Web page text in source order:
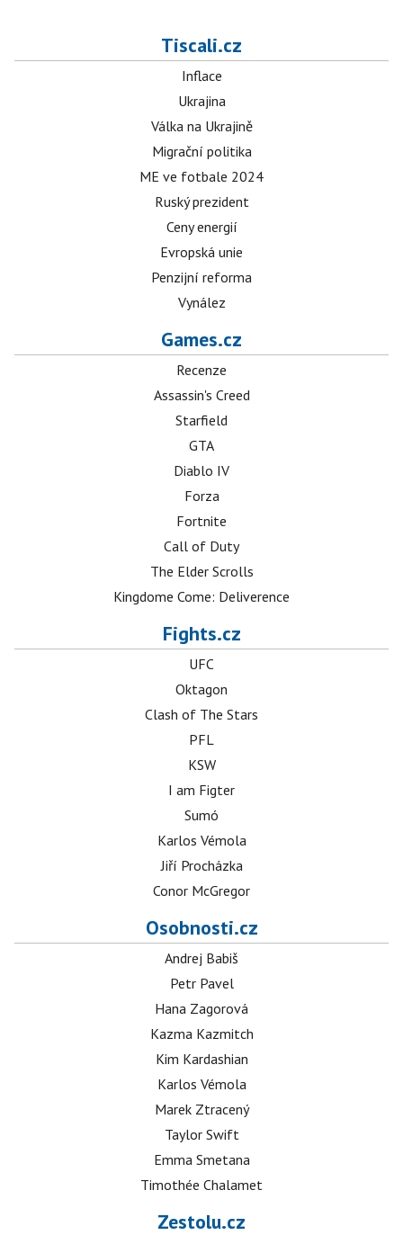
Tiscali.cz
Inflace
Ukrajina
Válka na Ukrajině
Migrační politika
ME ve fotbale 2024
Ruský prezident
Ceny energií
Evropská unie
Penzijní reforma
Vynález
Games.cz
Recenze
Assassin's Creed
Starfield
GTA
Diablo IV
Forza
Fortnite
Call of Duty
The Elder Scrolls
Kingdome Come: Deliverence
Fights.cz
UFC
Oktagon
Clash of The Stars
PFL
KSW
I am Figter
Sumó
Karlos Vémola
Jiří Procházka
Conor McGregor
Osobnosti.cz
Andrej Babiš
Petr Pavel
Hana Zagorová
Kazma Kazmitch
Kim Kardashian
Karlos Vémola
Marek Ztracený
Taylor Swift
Emma Smetana
Timothée Chalamet
Zestolu.cz